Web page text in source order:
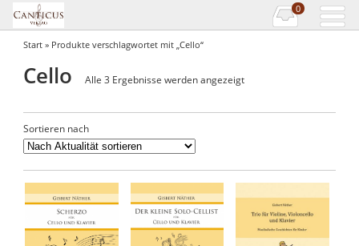
0
Start » Produkte verschlagwortet mit „Cello“
Cello Alle 3 Ergebnisse werden angezeigtNach
sortiert
Sortieren nach